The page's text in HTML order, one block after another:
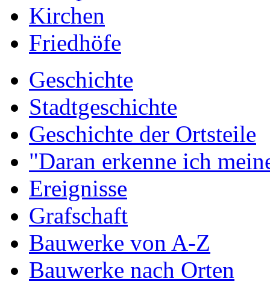
Kirchen
Friedhöfe
Geschichte
Stadtgeschichte
Geschichte der Ortsteile
"Daran erkenne ich
Ereignisse
Grafschaft
Bauwerke von A-Z
Bauwerke nach Orten